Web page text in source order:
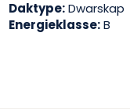
Daktype:Dwarskap
Energieklasse:B